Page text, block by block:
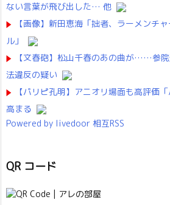
ない言葉が飛び出した… 他
【画像】新田恵海「拙者、ラーメンチ
ル」
【文春砲】松山千春のあの曲が……参
法違反の疑い
【パリピ孔明】アニオリ場面も高評価
高まる
Powered by livedoor 相互RSS
QR コード